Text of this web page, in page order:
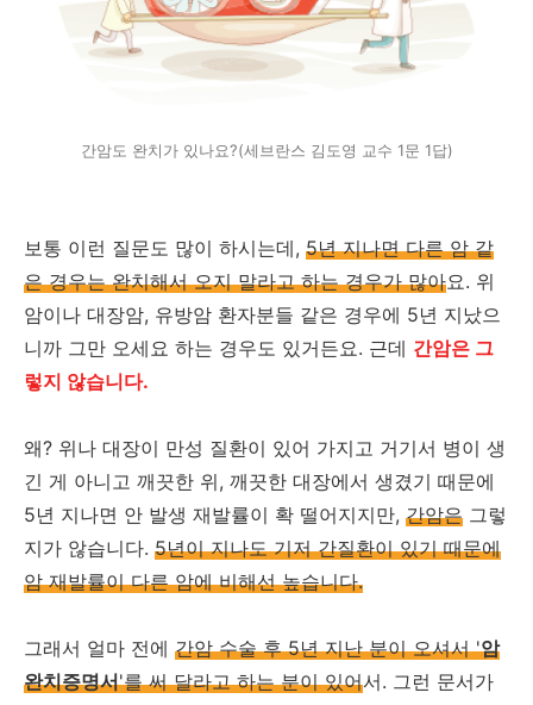
간암도 완치가 있나요?(세브란스 김도영 교수 1문 1답)
보통 이런 질문도 많이 하시는데, 5년 지나면 다른 암 같
은 경우는 완치해서 오지 말라고 하는 경우가 많아요. 위
암이나 대장암, 유방암 환자분들 같은 경우에 5년 지났으
니까 그만 오세요 하는 경우도 있거든요. 근데 간암은 그
렇지 않습니다.
왜? 위나 대장이 만성 질환이 있어 가지고 거기서 병이 생
긴 게 아니고 깨끗한 위, 깨끗한 대장에서 생겼기 때문에
5년 지나면 안 발생 재발률이 확 떨어지지만, 간암은 그렇
지가 않습니다. 5년이 지나도 기저 간질환이 있기 때문에
암 재발률이 다른 암에 비해선 높습니다.
그래서 얼마 전에 간암 수술 후 5년 지난 분이 오셔서 '암
완치증명서'를 써 달라고 하는 분이 있어서. 그런 문서가